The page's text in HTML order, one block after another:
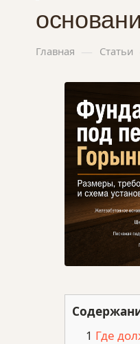
Главная — Статьи
Где